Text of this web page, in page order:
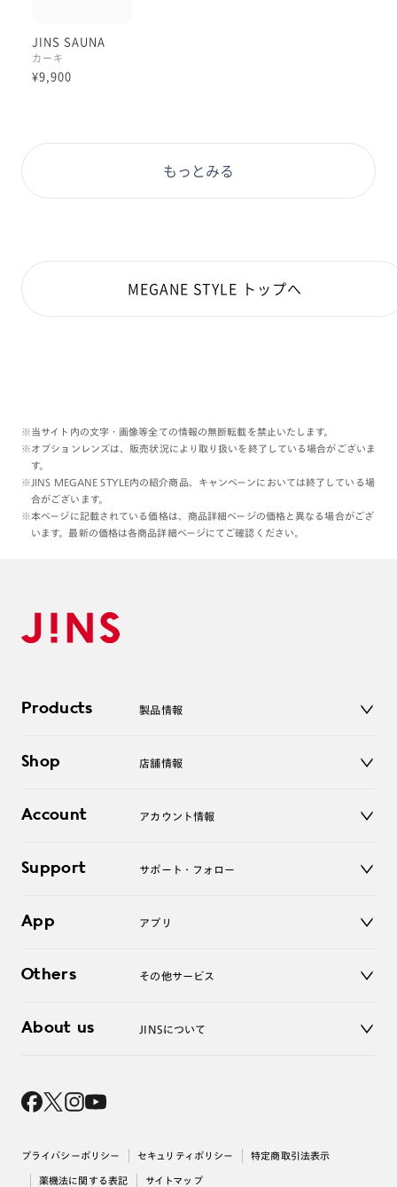
入浴時やサウナ中も、お顔を動かすことは
多々ありますので、これはかなり
ストレスなくお使い頂けると思いますよ:)
昨年モデルは、耳に当たる部分が少し
新型は『自然なサイズ感のものが揃い、
多様なお洋服と合わせやすくなった』印象です😌
自然な太さであることで、
このカーキ色が素敵だと思っております◎
他のフレームにはない、純度の高いグリーン🍐
普段使いの眼鏡の選択肢として、
十分魅力的です☺︎
JINS SAUNAフレームの有用性』を
利用者さまの声からまとめたものが
お客さま、ぜひチェックしてみてください;)<3
本日もご覧いただきありがとうございました◎
理翔/rishang
JINS SAUNA
カーキ
¥9,900
もっとみる
MEGANE STYLE トップへ
※当サイト内の文字・画像等全ての情報の無断転載を禁止いたします。
※オプションレンズは、販売状況により取り扱いを終了している場合がございま
す。
※JINS MEGANE STYLE内の紹介商品、キャンペーンにおいては終了している場
合がございます。
※本ページに記載されている価格は、商品詳細ページの価格と異なる場合がござ
います。最新の価格は各商品詳細ページにてご確認ください。
Products 製品情報
サングラス
コンタクトレンズ
アクセサリー
Shop 店舗情報
オンラインショップ
Account アカウント情報
ログアウト
Support サポート・フォロー
よくあるご質問
お問い合わせ
App アプリ
Others その他サービス
レンズ交換
About us JINSについて
採用情報
出店について
プライバシーポリシー セキュリティポリシー 特定商取引法表示
薬機法に関する表記 サイトマップ